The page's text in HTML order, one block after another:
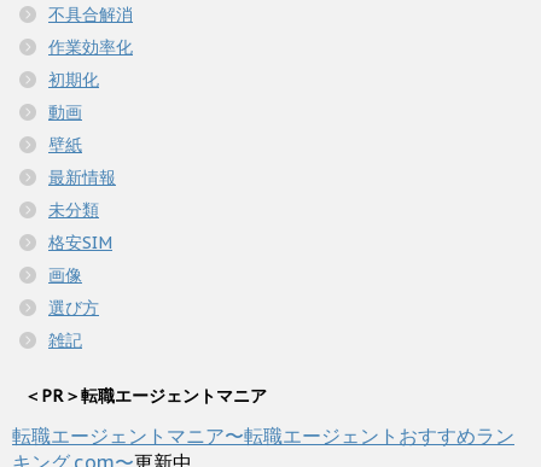
不具合解消
作業効率化
初期化
動画
壁紙
最新情報
未分類
格安SIM
画像
選び方
雑記
＜PR＞転職エージェントマニア
転職エージェントマニア〜転職エージェントおすすめラン
キング.com〜更新中